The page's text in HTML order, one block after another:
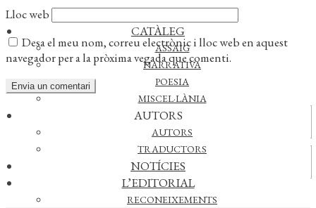
CATÀLEG
ASSAIG
NARRATIVA
POESIA
MISCEL·LÀNIA
AUTORS
AUTORS
TRADUCTORS
NOTÍCIES
L’EDITORIAL
RECONEIXEMENTS
Lloc web
Desa el meu nom, correu electrònic i lloc web en aquest
navegador per a la pròxima vegada que comenti.
Actualitat
Vídeos
CERCAR NOTÍCIES